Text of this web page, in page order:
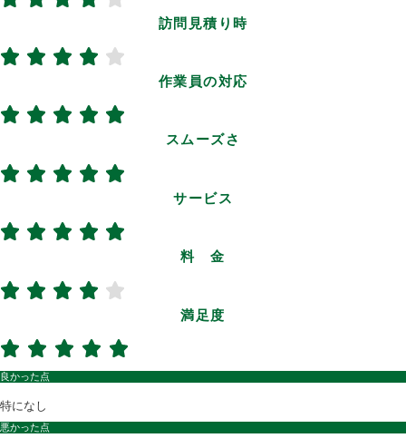
訪問見積り時
作業員の対応
スムーズさ
サービス
料 金
満足度
良かった点
特になし
悪かった点